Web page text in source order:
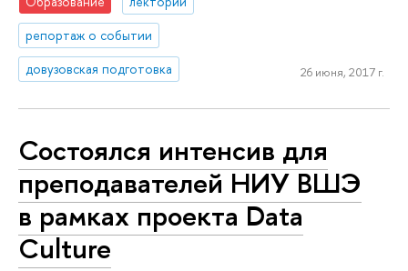
репортаж о событии
довузовская подготовка
26 июня, 2017 г.
Состоялся интенсив для
преподавателей НИУ ВШЭ
в рамках проекта Data
Culture